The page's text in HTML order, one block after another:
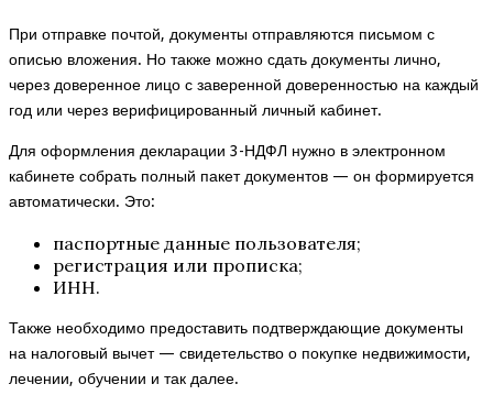
При отправке почтой, документы отправляются письмом с
описью вложения. Но также можно сдать документы лично,
через доверенное лицо с заверенной доверенностью на каждый
год или через верифицированный личный кабинет.
Для оформления декларации 3-НДФЛ нужно в электронном
кабинете собрать полный пакет документов — он формируется
автоматически. Это:
паспортные данные пользователя;
регистрация или прописка;
ИНН.
Также необходимо предоставить подтверждающие документы
на налоговый вычет — свидетельство о покупке недвижимости,
лечении, обучении и так далее.